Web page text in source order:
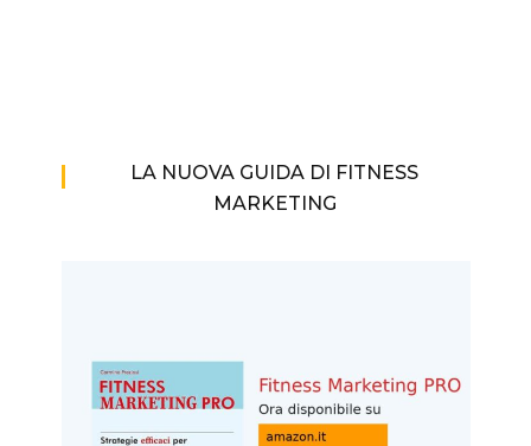
LA NUOVA GUIDA DI FITNESS
MARKETING